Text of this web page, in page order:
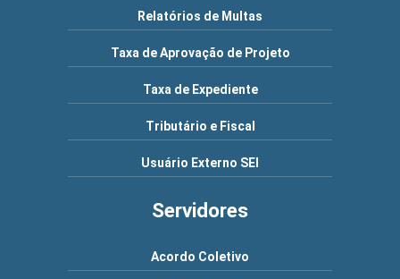
Relatórios de Multas
Taxa de Aprovação de Projeto
Taxa de Expediente
Tributário e Fiscal
Usuário Externo SEI
Servidores
Acordo Coletivo